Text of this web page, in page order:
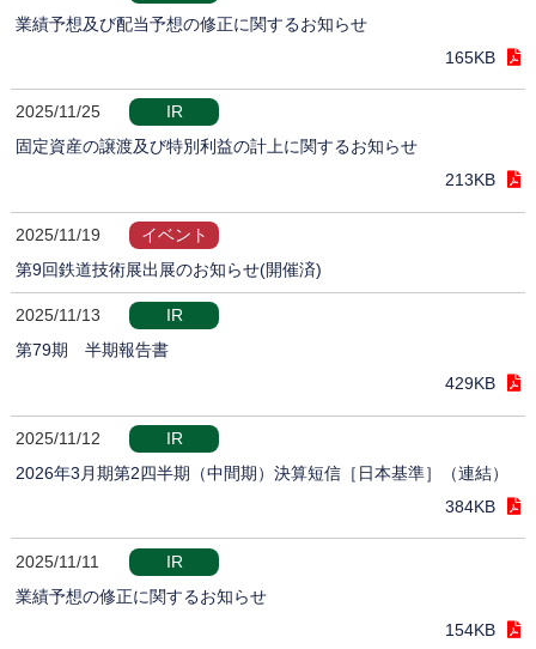
業績予想及び配当予想の修正に関するお知らせ
165KB
2025/11/25
IR
固定資産の譲渡及び特別利益の計上に関するお知らせ
213KB
2025/11/19
イベント
第9回鉄道技術展出展のお知らせ(開催済)
2025/11/13
IR
第79期 半期報告書
429KB
2025/11/12
IR
2026年3月期第2四半期（中間期）決算短信［日本基準］（連結）
384KB
2025/11/11
IR
業績予想の修正に関するお知らせ
154KB